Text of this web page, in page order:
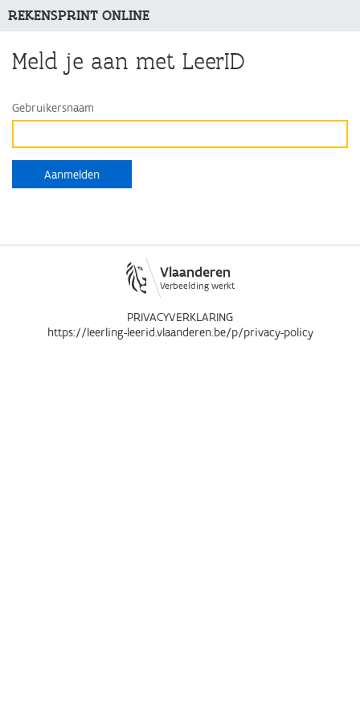
REKENSPRINT ONLINE
Meld je aan met LeerID
Gebruikersnaam
Vlaanderen
Verbeelding werkt
PRIVACYVERKLARING
https://leerling-leerid.vlaanderen.be/p/privacy-policy